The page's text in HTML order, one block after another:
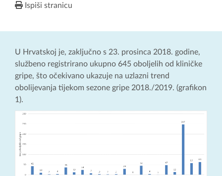
Ispiši stranicu
U Hrvatskoj je, zaključno s 23. prosinca 2018. godine,
službeno registrirano ukupno 645 oboljelih od kliničke
gripe, što očekivano ukazuje na uzlazni trend
obolijevanja tijekom sezone gripe 2018./2019. (grafikon
1).